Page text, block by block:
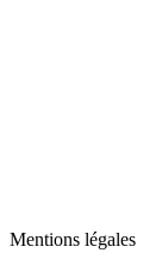
Mentions légales